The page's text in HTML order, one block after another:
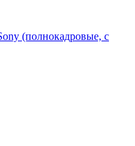
(полнокадровые, с